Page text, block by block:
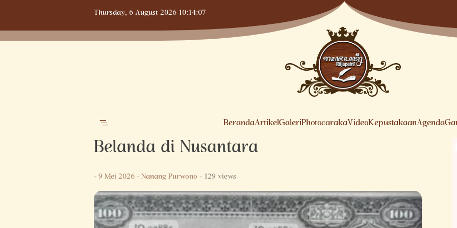
content
Thursday,6 August 202610:14:08
BerandaArtikelGaleriPhotocarakaVideoKepustakaanAgenda
Belanda di Nusantara
-9 Mei 2026-Nanang Purwono- 129 views